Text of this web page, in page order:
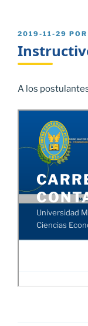
PUBLICADO
2019-11-29 POR
A los